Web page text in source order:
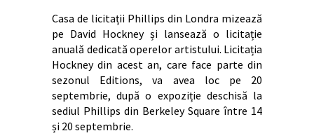
Casa de licitații Phillips din Londra mizează
pe David Hockney și lansează o licitație
anuală dedicată operelor artistului. Licitația
Hockney din acest an, care face parte din
sezonul Editions, va avea loc pe 20
septembrie, după o expoziție deschisă la
sediul Phillips din Berkeley Square între 14
și 20 septembrie.